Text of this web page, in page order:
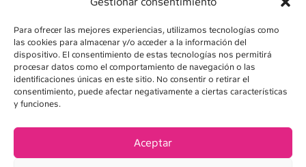
Para ofrecer las mejores experiencias, utilizamos tecnologías como
las cookies para almacenar y/o acceder a la información del
dispositivo. El consentimiento de estas tecnologías nos permitirá
procesar datos como el comportamiento de navegación o las
identificaciones únicas en este sitio. No consentir o retirar el
consentimiento, puede afectar negativamente a ciertas características
y funciones.
Aceptar
AVISO LEGAL
POLÍTICA DE PRIVACIDAD